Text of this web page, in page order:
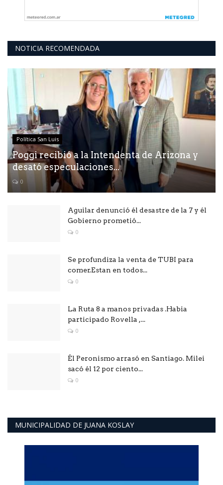
NOTICIA RECOMENDADA
Política San Luis
Poggi recibió a la Intendenta de Arizona y
desató especulaciones...
0
Aguilar denunció él desastre de la 7 y él
Gobierno prometió...
0
Se profundiza la venta de TUBI para
comer.Estan en todos...
0
La Ruta 8 a manos privadas .Habia
participado Rovella ,...
0
Él Peronismo arrasó en Santiago. Milei
sacó él 12 por ciento...
0
MUNICIPALIDAD DE JUANA KOSLAY